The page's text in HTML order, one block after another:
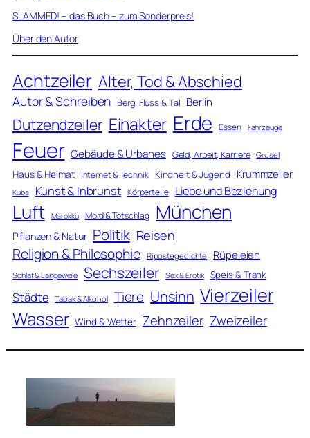
SLAMMED! – das Buch – zum Sonderpreis!
Über den Autor
Achtzeiler Alter, Tod & Abschied
Autor & Schreiben Berg, Fluss & Tal Berlin
Dutzendzeiler Einakter Erde Essen Fahrzeuge
Feuer Gebäude & Urbanes Geld, Arbeit, Karriere Grusel
Haus & Heimat Internet & Technik Kindheit & Jugend Krummzeiler
Kuba Kunst & Inbrunst Körperteile Liebe und Beziehung
Luft Marokko Mord & Totschlag München
Pflanzen & Natur Politik Reisen
Religion & Philosophie Ripostegedichte Rüpeleien
Schlaf & Langeweile Sechszeiler Sex & Erotik Speis & Trank
Städte Tabak & Alkohol Tiere Unsinn Vierzeiler
Wasser Wind & Wetter Zehnzeiler Zweizeiler